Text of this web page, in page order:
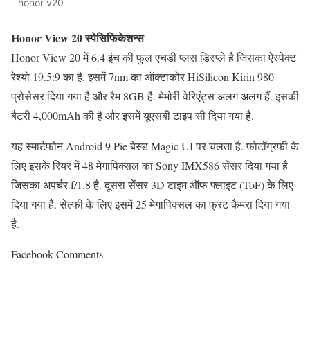
Honor View 20 स्पेसिफिकेशन्स
Honor View 20 में 6.4 इंच की फुल एचडी प्लस डिस्प्ले है जिसका ऐस्पेक्ट
रेश्यो 19.5:9 का है. इसमें 7nm का ऑक्टाकोर HiSilicon Kirin 980
प्रोसेसर दिया गया है और रैम 8GB है. मेमोरी वेरिएंट्स अलग अलग हैं. इसकी
बैटरी 4,000mAh की है और इसमें यूएसबी टाइप सी दिया गया है.
यह स्मार्टफोन Android 9 Pie बेस्ड Magic UI पर चलता है. फोटॉग्रफी के
लिए इसके रियर में 48 मेगापिक्सल का Sony IMX586 सेंसर दिया गया है
जिसका अपर्चर f/1.8 है. दूसरा सेंसर 3D टाइम ऑफ फ्लाइट (ToF) के लिए
दिया गया है. सेल्फी के लिए इसमें 25 मेगापिक्सल का फ्रंट कैमरा दिया गया
है.
Facebook Comments